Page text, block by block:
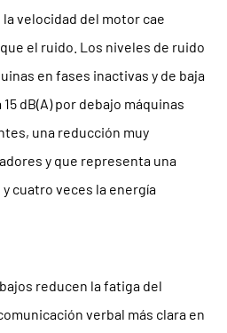
velocidad del motor cae
el ruido. Los niveles de ruido
en fases inactivas y de baja
15 dB(A) por debajo máquinas
una reducción muy
y que representa una
cuatro veces la energía
reducen la fatiga del
verbal más clara en